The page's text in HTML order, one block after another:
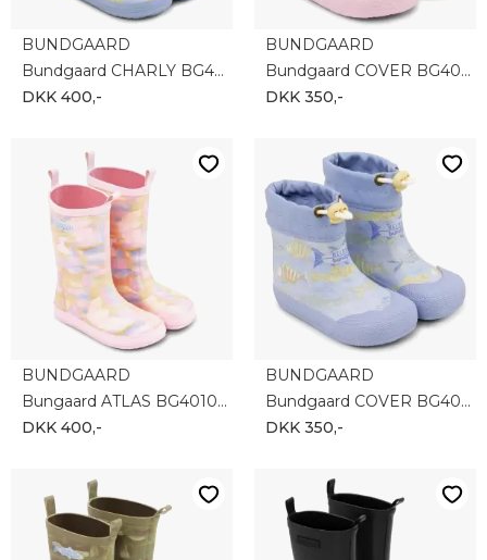
BUNDGAARD
Bundgaard CHARLY BG401052_9405
DKK 400,-
BUNDGAARD
Bundgaard COVER BG401051_9404
DKK 350,-
BUNDGAARD
Bungaard ATLAS BG401053-9406
DKK 400,-
BUNDGAARD
Bundgaard COVER BG401051_9405
DKK 350,-